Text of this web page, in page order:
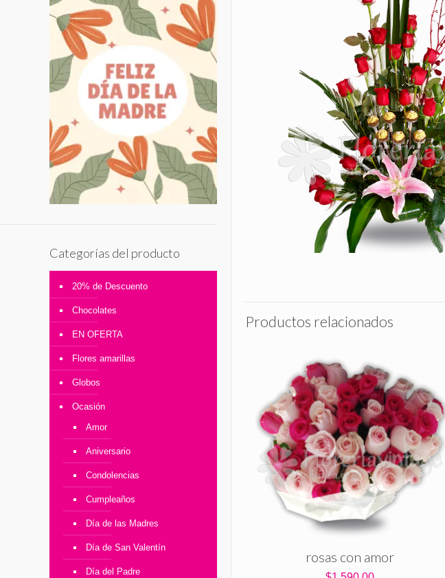
Productos relacionados
rosas con amor
Categorías del producto
20% de Descuento
Chocolates
EN OFERTA
Flores amarillas
Globos
Ocasión
Amor
Aniversario
Condolencias
Cumpleaños
Día de las Madres
Día de San Valentín
Día del Padre